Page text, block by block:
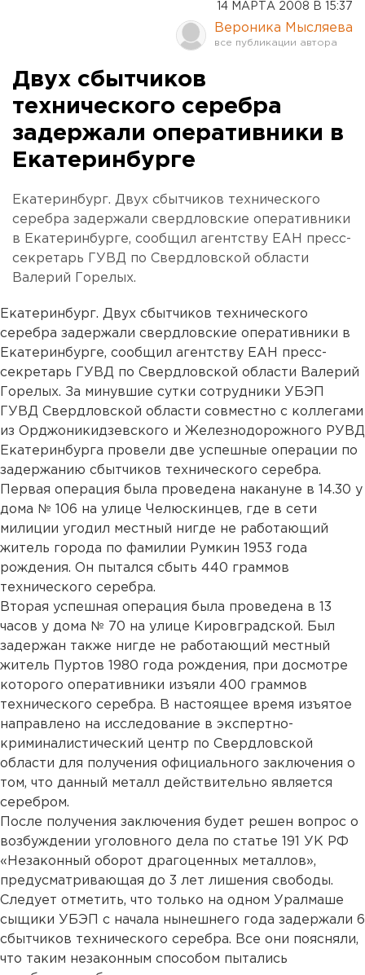
14 МАРТА 2008 В 15:37
Вероника Мысляева
Двух сбытчиков
технического серебра
задержали оперативники в
Екатеринбурге
Екатеринбург. Двух сбытчиков технического
серебра задержали свердловские оперативники
в Екатеринбурге, сообщил агентству ЕАН пресс-
секретарь ГУВД по Свердловской области
Валерий Горелых.
Екатеринбург. Двух сбытчиков технического
серебра задержали свердловские оперативники в
Екатеринбурге, сообщил агентству ЕАН пресс-
секретарь ГУВД по Свердловской области Валерий
Горелых. За минувшие сутки сотрудники УБЭП
ГУВД Свердловской области совместно с коллегами
из Орджоникидзевского и Железнодорожного РУВД
Екатеринбурга провели две успешные операции по
задержанию сбытчиков технического серебра.
Первая операция была проведена накануне в 14.30 у
дома № 106 на улице Челюскинцев, где в сети
милиции угодил местный нигде не работающий
житель города по фамилии Румкин 1953 года
рождения. Он пытался сбыть 440 граммов
технического серебра.
Вторая успешная операция была проведена в 13
часов у дома № 70 на улице Кировградской. Был
задержан также нигде не работающий местный
житель Пуртов 1980 года рождения, при досмотре
которого оперативники изъяли 400 граммов
технического серебра. В настоящее время изъятое
направлено на исследование в экспертно-
криминалистический центр по Свердловской
области для получения официального заключения о
том, что данный металл действительно является
серебром.
После получения заключения будет решен вопрос о
возбуждении уголовного дела по статье 191 УК РФ
«Незаконный оборот драгоценных металлов»,
предусматривающая до 3 лет лишения свободы.
Следует отметить, что только на одном Уралмаше
сыщики УБЭП с начала нынешнего года задержали 6
сбытчиков технического серебра. Все они поясняли,
что таким незаконным способом пытались